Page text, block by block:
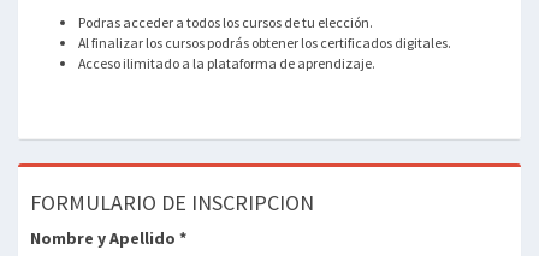
Podras acceder a todos los cursos de tu elección.
Al finalizar los cursos podrás obtener los certificados digitales.
Acceso ilimitado a la plataforma de aprendizaje.
FORMULARIO DE INSCRIPCION
Nombre y Apellido *